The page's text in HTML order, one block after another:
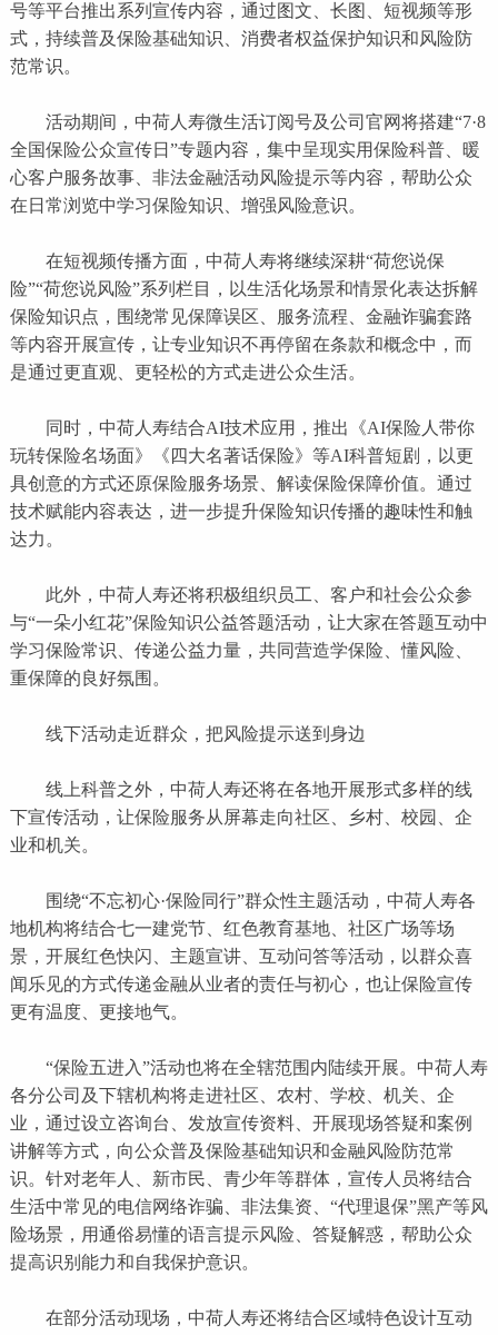
号等平台推出系列宣传内容，通过图文、长图、短视频等形
式，持续普及保险基础知识、消费者权益保护知识和风险防
范常识。
活动期间，中荷人寿微生活订阅号及公司官网将搭建“7·8
全国保险公众宣传日”专题内容，集中呈现实用保险科普、暖
心客户服务故事、非法金融活动风险提示等内容，帮助公众
在日常浏览中学习保险知识、增强风险意识。
在短视频传播方面，中荷人寿将继续深耕“荷您说保
险”“荷您说风险”系列栏目，以生活化场景和情景化表达拆解
保险知识点，围绕常见保障误区、服务流程、金融诈骗套路
等内容开展宣传，让专业知识不再停留在条款和概念中，而
是通过更直观、更轻松的方式走进公众生活。
同时，中荷人寿结合AI技术应用，推出《AI保险人带你
玩转保险名场面》《四大名著话保险》等AI科普短剧，以更
具创意的方式还原保险服务场景、解读保险保障价值。通过
技术赋能内容表达，进一步提升保险知识传播的趣味性和触
达力。
此外，中荷人寿还将积极组织员工、客户和社会公众参
与“一朵小红花”保险知识公益答题活动，让大家在答题互动中
学习保险常识、传递公益力量，共同营造学保险、懂风险、
重保障的良好氛围。
线下活动走近群众，把风险提示送到身边
线上科普之外，中荷人寿还将在各地开展形式多样的线
下宣传活动，让保险服务从屏幕走向社区、乡村、校园、企
业和机关。
围绕“不忘初心·保险同行”群众性主题活动，中荷人寿各
地机构将结合七一建党节、红色教育基地、社区广场等场
景，开展红色快闪、主题宣讲、互动问答等活动，以群众喜
闻乐见的方式传递金融从业者的责任与初心，也让保险宣传
更有温度、更接地气。
“保险五进入”活动也将在全辖范围内陆续开展。中荷人寿
各分公司及下辖机构将走进社区、农村、学校、机关、企
业，通过设立咨询台、发放宣传资料、开展现场答疑和案例
讲解等方式，向公众普及保险基础知识和金融风险防范常
识。针对老年人、新市民、青少年等群体，宣传人员将结合
生活中常见的电信网络诈骗、非法集资、“代理退保”黑产等风
险场景，用通俗易懂的语言提示风险、答疑解惑，帮助公众
提高识别能力和自我保护意识。
在部分活动现场，中荷人寿还将结合区域特色设计互动